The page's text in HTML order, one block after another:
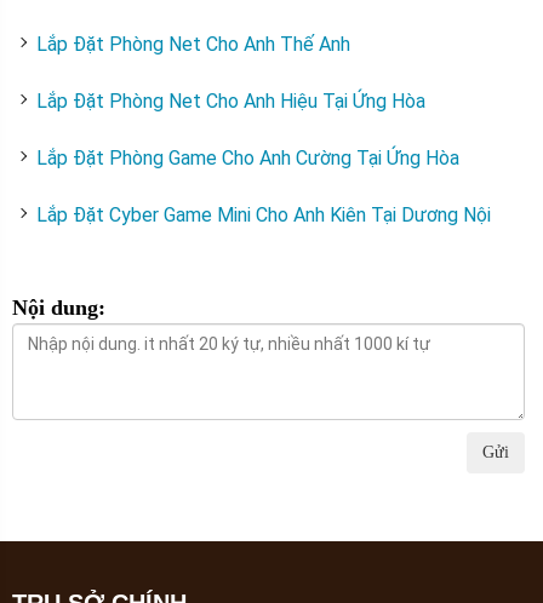
Lắp Đặt Phòng Net Cho Anh Thế Anh
Lắp Đặt Phòng Net Cho Anh Hiệu Tại Ứng Hòa
Lắp Đặt Phòng Game Cho Anh Cường Tại Ứng Hòa
Lắp Đặt Cyber Game Mini Cho Anh Kiên Tại Dương Nội
Nội dung:
Gửi